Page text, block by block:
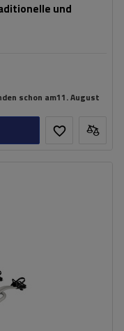
und
schon am11. August